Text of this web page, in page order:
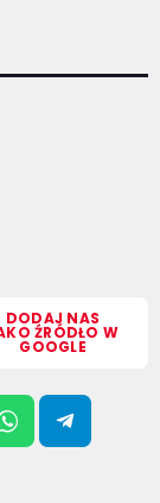
DODAJ NAS
ŹRÓDŁO W
GOOGLE